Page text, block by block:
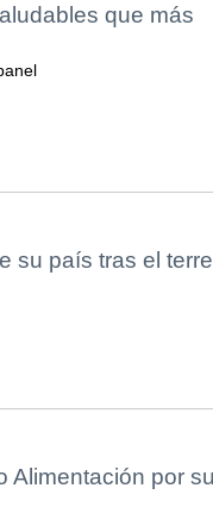
que más
su país tras el
Alimentación por su